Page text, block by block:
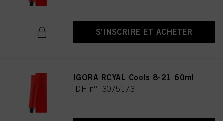
S’INSCRIRE ET ACHETER
IGORA ROYAL Cools 8-21 60ml
IDH n° 3075173